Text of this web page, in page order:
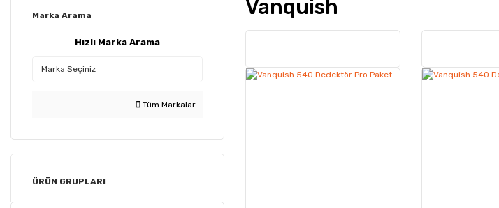
Marka Arama
Hızlı Marka Arama
Tüm Markalar
ÜRÜN GRUPLARI
Vanquish